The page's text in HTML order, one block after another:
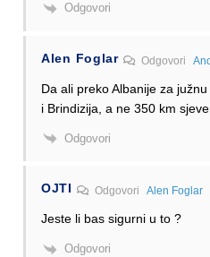
Odgovori
Alen Foglar Odgovori
Da ali preko Albanije za
i Brindizija, a ne 350 km
Odgovori
OJTI Odgovori Alen Foglar
Jeste li bas sigurni u to ?
Odgovori